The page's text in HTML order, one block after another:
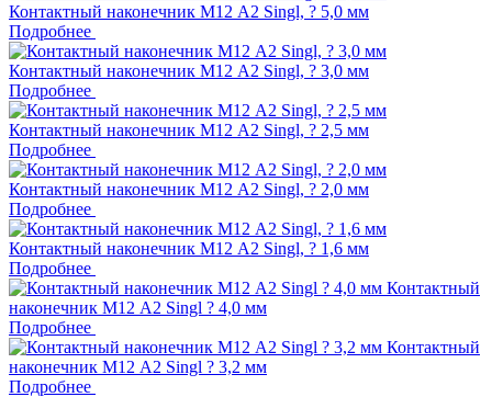
Контактный наконечник M12 А2 Singl, ? 5,0 мм
Подробнее
Контактный наконечник M12 А2 Singl, ? 3,0 мм
Подробнее
Контактный наконечник M12 А2 Singl, ? 2,5 мм
Подробнее
Контактный наконечник M12 А2 Singl, ? 2,0 мм
Подробнее
Контактный наконечник M12 А2 Singl, ? 1,6 мм
Подробнее
Контактный
наконечник M12 А2 Singl ? 4,0 мм
Подробнее
Контактный
наконечник M12 А2 Singl ? 3,2 мм
Подробнее